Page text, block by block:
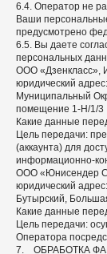
6.4. Оператор не
Ваши
предусмотрено
6.5. Вы даете
персональных
ООО «Дзенкласс»,
юридический
Муниципальный
помещение 1-Н/1/3
Какие данные
Цель передачи:
(аккаунта) для
информационно-
ООО «Юнисендер
юридический
Бутырский,
Какие данные
Цель передачи:
Оператора
7. ОБРАБОТКА